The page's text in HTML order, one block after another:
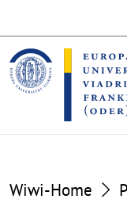
the
content
section
the
footer
section
Wiwi-Home